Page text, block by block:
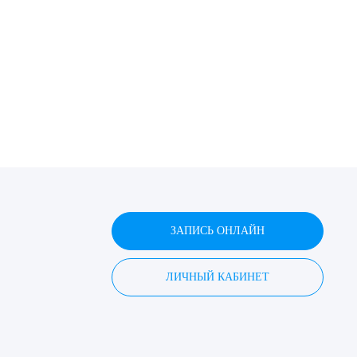
ЗАПИСЬ ОНЛАЙН
ЛИЧНЫЙ КАБИНЕТ